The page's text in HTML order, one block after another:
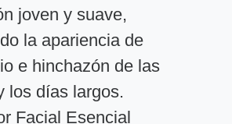
joven y suave,
la apariencia de
e hinchazón de las
los días largos.
Facial Esencial